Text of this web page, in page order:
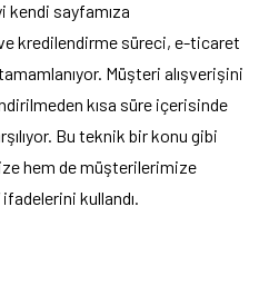
sayfamıza
kredilendirme süreci, e-ticaret
Müşteri alışverişini
kısa süre içerisinde
Bu teknik bir konu gibi
hem de müşterilerimize
kullandı.